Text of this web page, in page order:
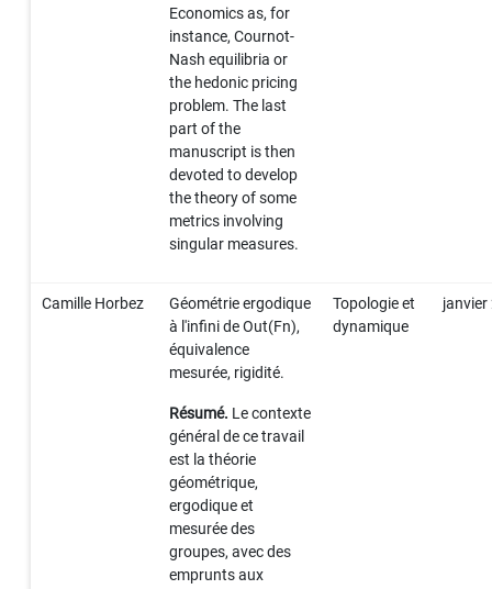
Economics as, for
instance, Cournot-
Nash equilibria or
the hedonic pricing
problem. The last
part of the
manuscript is then
devoted to develop
the theory of some
metrics involving
singular measures.
Camille Horbez
Géométrie ergodique
à l'infini de Out(Fn),
équivalence
mesurée, rigidité.
Résumé. Le contexte
général de ce travail
est la théorie
géométrique,
ergodique et
mesurée des
groupes, avec des
emprunts aux
Topologie et
dynamique
janvier